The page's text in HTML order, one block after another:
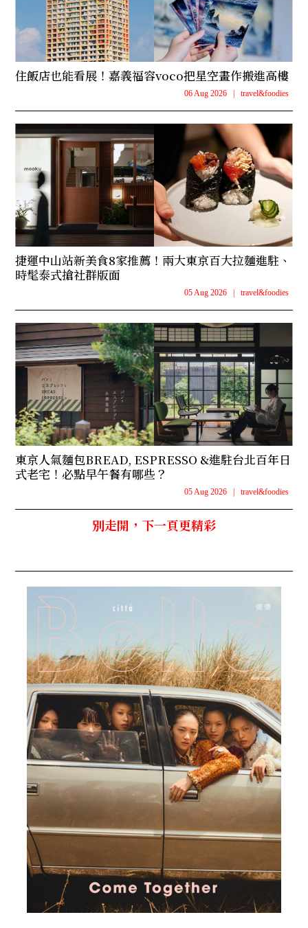
住飯店也能看展！嘉義福容voco把星空畫作搬進高樓
06 Aug 2026 travel&foodies
捷運中山站新美食8家推薦！兩大東京百大拉麵進駐、
時髦泰式搶社群版面
05 Aug 2026 travel&foodies
東京人氣麵包BREAD, ESPRESSO &進駐台北百年日
式老宅！必點早午餐有哪些？
05 Aug 2026 travel&foodies
別走開，下一頁更精彩